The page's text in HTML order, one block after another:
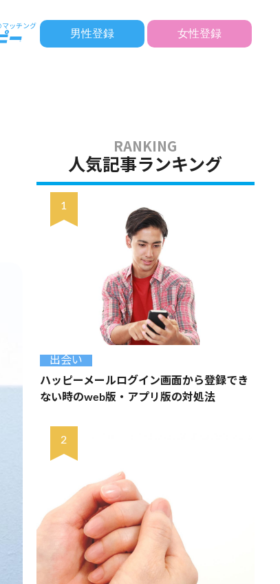
男性登録 女性登録
人気記事ランキング
出会い
ハッピーメールログイン画面から登録でき
ない時のweb版・アプリ版の対処法